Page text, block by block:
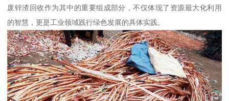
废锌渣回收作为其中的重要组成部分，不仅体现了资源最大化利用
的智慧，更是工业领域践行绿色发展的具体实践。